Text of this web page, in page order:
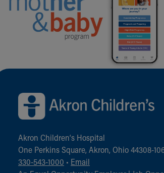
Back to top of page
Akron Children‘s Hospital
One Perkins Square, Akron, Ohio 44308-
330-543-1000 • Email